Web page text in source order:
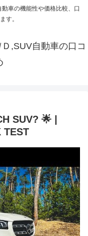
車の機能性や価格比較、口
す。
,SUV自動車の口コ
SUV? 🌟 |
TEST